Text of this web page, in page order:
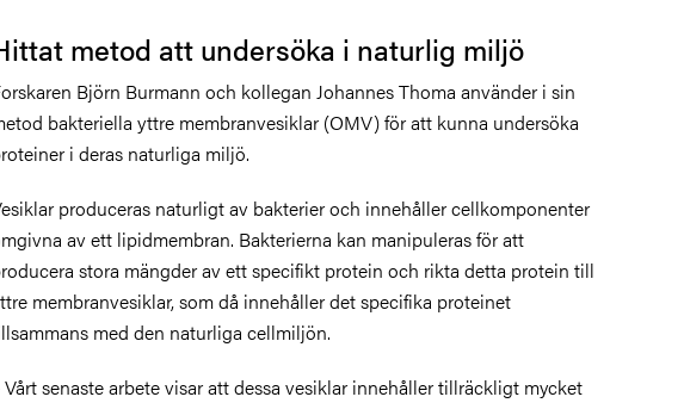
metod att undersöka i naturlig miljö
Björn Burmann och kollegan Johannes Thoma använder i sin
bakteriella yttre membranvesiklar (OMV) för att kunna undersöka
i deras naturliga miljö.
produceras naturligt av bakterier och innehåller cellkomponenter
av ett lipidmembran. Bakterierna kan manipuleras för att
stora mängder av ett specifikt protein och rikta detta protein till
membranvesiklar, som då innehåller det specifika proteinet
med den naturliga cellmiljön.
Vårt senaste arbete visar att dessa vesiklar innehåller tillräckligt mycket